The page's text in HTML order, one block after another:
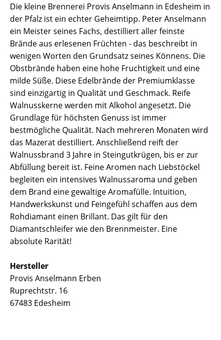
Die kleine Brennerei Provis Anselmann in Edesheim in
der Pfalz ist ein echter Geheimtipp. Peter Anselmann
ein Meister seines Fachs, destilliert aller feinste
Brände aus erlesenen Früchten - das beschreibt in
wenigen Worten den Grundsatz seines Könnens. Die
Obstbrände haben eine hohe Fruchtigkeit und eine
milde Süße. Diese Edelbrände der Premiumklasse
sind einzigartig in Qualität und Geschmack. Reife
Walnusskerne werden mit Alkohol angesetzt. Die
Grundlage für höchsten Genuss ist immer
bestmögliche Qualität. Nach mehreren Monaten wird
das Mazerat destilliert. Anschließend reift der
Walnussbrand 3 Jahre in Steingutkrügen, bis er zur
Abfüllung bereit ist. Feine Aromen nach Liebstöckel
begleiten ein intensives Walnussaroma und geben
dem Brand eine gewaltige Aromafülle. Intuition,
Handwerkskunst und Feingefühl schaffen aus dem
Rohdiamant einen Brillant. Das gilt für den
Diamantschleifer wie den Brennmeister. Eine
absolute Rarität!
Hersteller
Provis Anselmann Erben
Ruprechtstr. 16
67483 Edesheim